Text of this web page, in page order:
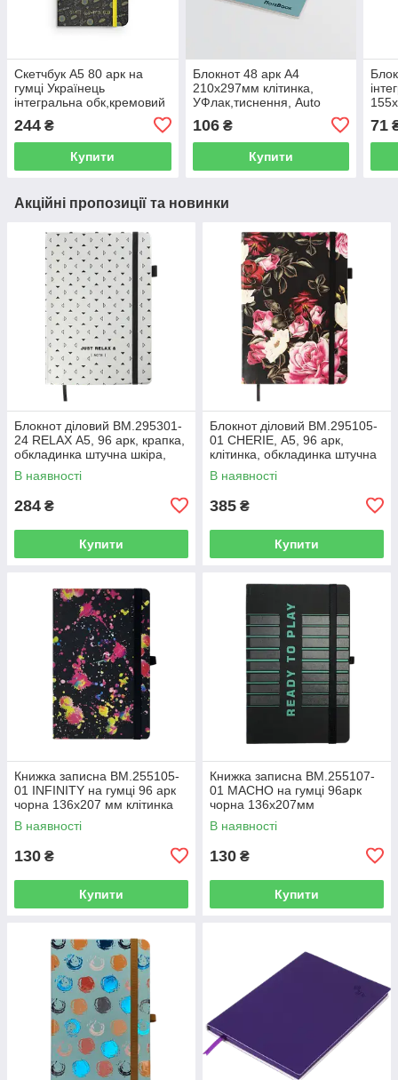
Скетчбук А5 80 арк на
гумці Українець
інтегральна обк,кремовий
АРКУШ
244 ₴
Купити
Блокнот 48 арк А4
210х297мм клітинка,
УФлак,тиснення, Auto
106₴
Купити
71
Акційні пропозиції та новинки
Блокнот діловий BM.295301-
24 RELAX А5, 96 арк, крапка,
обкладинка штучна шкіра,
срібний (50)
В наявності
284 ₴
Купити
Блокнот діловий BM.295105-
01 CHERIE, А5, 96 арк,
клітинка, обкладинка штучна
шкіра, чорний (50)
В наявності
385 ₴
Купити
Книжка записна BM.255105-
01 INFINITY на гумці 96 арк
чорна 136х207 мм клітинка
(10)
В наявності
130 ₴
Купити
Книжка записна BM.255107-
01 MACHO на гумці 96арк
чорна 136х207мм
кліт,офс.крем.,тв.лам.обк(10)
В наявності
130 ₴
Купити